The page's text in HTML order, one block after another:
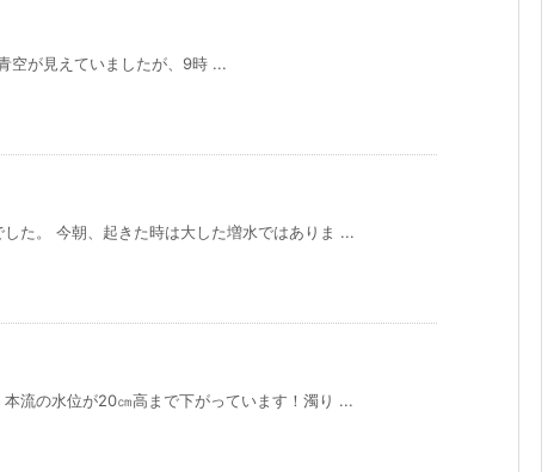
空が見えていましたが、9時 ...
た。 今朝、起きた時は大した増水ではありま ...
流の水位が20㎝高まで下がっています！濁り ...